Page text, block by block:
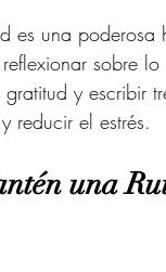
es una poderosa
sobre
y escribir
reducir el estrés.
una